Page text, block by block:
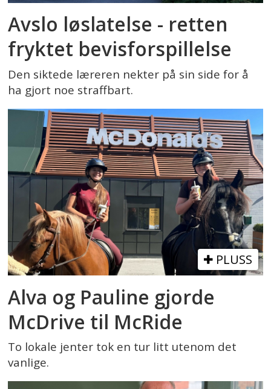
Avslo løslatelse - retten
fryktet bevisforspillelse
Den siktede læreren nekter på sin side for å
ha gjort noe straffbart.
PLUSS
Alva og Pauline gjorde
McDrive til McRide
To lokale jenter tok en tur litt utenom det
vanlige.